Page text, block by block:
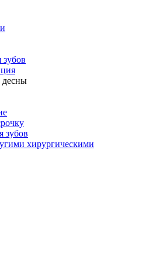
десны
зубов
хирургическими